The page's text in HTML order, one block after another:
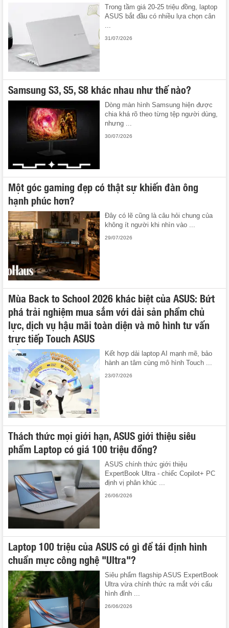
Trong tầm giá 20-25 triệu đồng, laptop
ASUS bắt đầu có nhiều lựa chọn cân
...
31/07/2026
Samsung S3, S5, S8 khác nhau như thế nào?
Dòng màn hình Samsung hiện được
chia khá rõ theo từng tệp người dùng,
nhưng ...
30/07/2026
Một góc gaming đẹp có thật sự khiến đàn ông
hạnh phúc hơn?
Đây có lẽ cũng là câu hỏi chung của
không ít người khi nhìn vào ...
29/07/2026
Mùa Back to School 2026 khác biệt của ASUS: Bứt
phá trải nghiệm mua sắm với dải sản phẩm chủ
lực, dịch vụ hậu mãi toàn diện và mô hình tư vấn
trực tiếp Touch ASUS
Kết hợp dải laptop AI mạnh mẽ, bảo
hành an tâm cùng mô hình Touch ...
23/07/2026
Thách thức mọi giới hạn, ASUS giới thiệu siêu
phẩm Laptop có giá 100 triệu đồng?
ASUS chính thức giới thiệu
ExpertBook Ultra - chiếc Copilot+ PC
định vị phân khúc ...
26/06/2026
Laptop 100 triệu của ASUS có gì để tái định hình
chuẩn mực công nghệ "Ultra"?
Siêu phẩm flagship ASUS ExpertBook
Ultra vừa chính thức ra mắt với cấu
hình đỉnh ...
26/06/2026